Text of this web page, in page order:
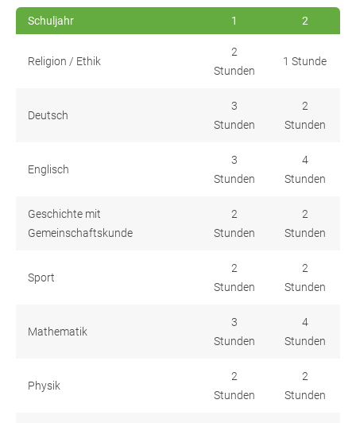
Schuljahr 1 2
Religion / Ethik
2
Stunden
1 Stunde
Deutsch
3
Stunden
2
Stunden
Englisch
3
Stunden
4
Stunden
Geschichte mit
Gemeinschaftskunde
2
Stunden
2
Stunden
Sport
2
Stunden
2
Stunden
Mathematik
3
Stunden
4
Stunden
Physik
2
Stunden
2
Stunden